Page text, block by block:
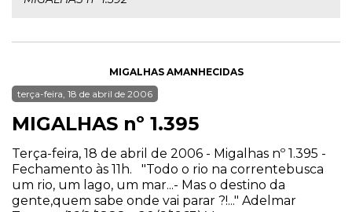
MIGALHAS AMANHECIDAS
terça-feira, 18 de abril de 2006
MIGALHAS nº 1.395
Terça-feira, 18 de abril de 2006 - Migalhas nº 1.395 -
Fechamento às 11h. "Todo o rio na correntebusca
um rio, um lago, um mar...- Mas o destino da
gente,quem sabe onde vai parar ?!..." Adelmar